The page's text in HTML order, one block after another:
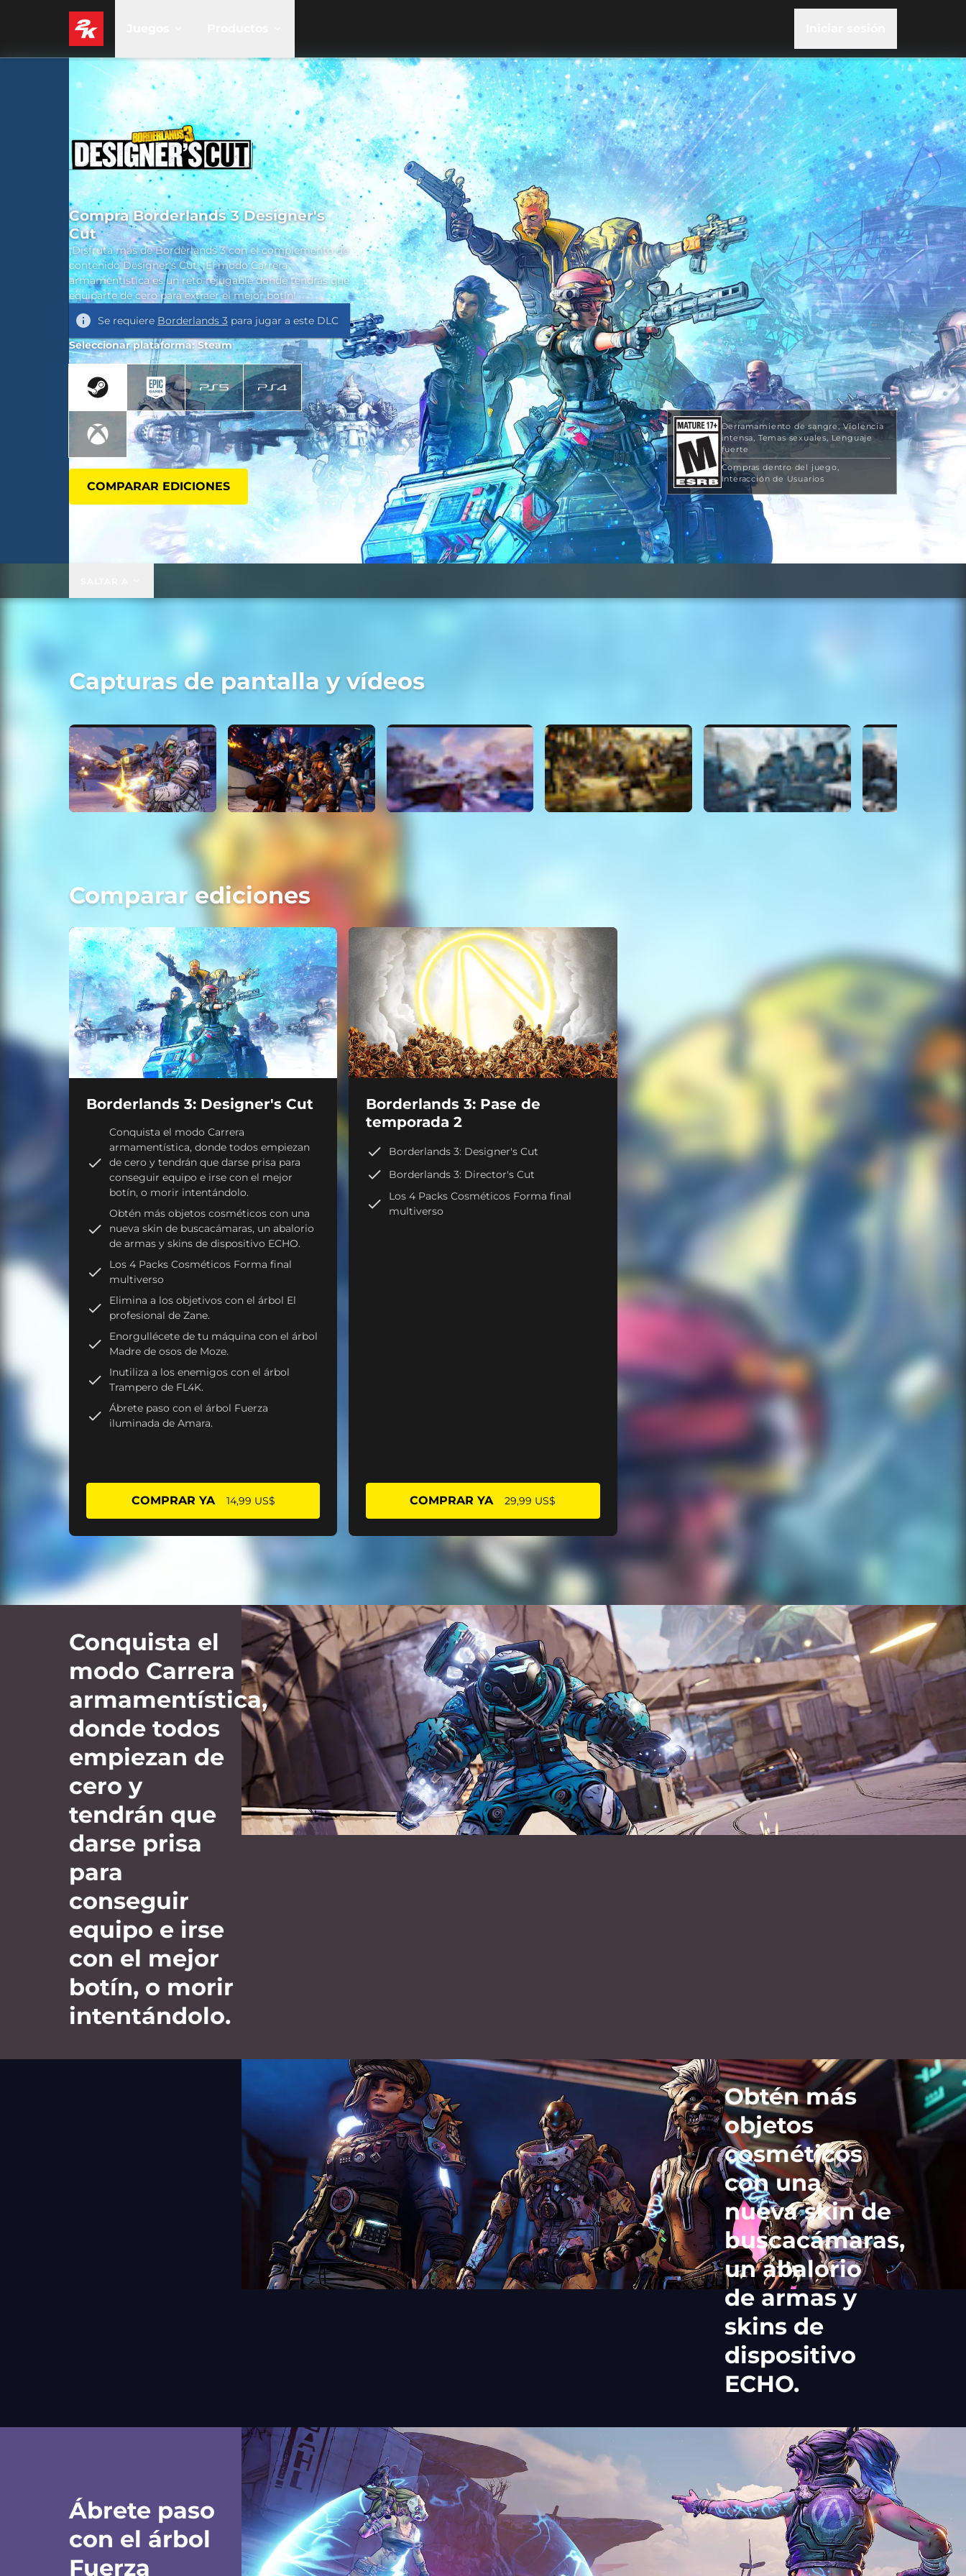
Derramamiento de sangre
Violencia
intensa Temas sexuales
Lenguaje
fuerte
Compras dentro del juego
Interacción de Usuarios
Compra Borderlands 3 Designer's
Cut
¡Disfruta más de Borderlands 3 con el complemento de
contenido Designer's Cut! ¡El modo Carrera
armamentística es un reto rejugable donde tendrás que
equiparte de cero para extraer el mejor botín!
Se requiere Borderlands 3 para jugar a este DLC
Seleccionar plataforma: Steam
COMPARAR EDICIONES
Capturas de pantalla y vídeos
Comparar ediciones
Borderlands 3: Designer's Cut
Conquista el modo Carrera
armamentística, donde todos empiezan
de cero y tendrán que darse prisa para
conseguir equipo e irse con el mejor
botín, o morir intentándolo.
Obtén más objetos cosméticos con una
nueva skin de buscacámaras, un abalorio
de armas y skins de dispositivo ECHO.
Los 4 Packs Cosméticos Forma final
multiverso
Elimina a los objetivos con el árbol El
profesional de Zane.
Enorgullécete de tu máquina con el árbol
Madre de osos de Moze.
Inutiliza a los enemigos con el árbol
Trampero de FL4K.
Ábrete paso con el árbol Fuerza
iluminada de Amara.
COMPRAR YA 14,99 US$
Borderlands 3: Pase de
temporada 2
Borderlands 3: Designer's Cut
Borderlands 3: Director's Cut
Los 4 Packs Cosméticos Forma final
multiverso
COMPRAR YA 29,99 US$
Conquista el
modo Carrera
armamentística,
donde todos
empiezan de
cero y
tendrán que
darse prisa
para
conseguir
equipo e irse
con el mejor
botín, o morir
intentándolo.
Obtén más
objetos
cosméticos
con una
nueva skin de
buscacámaras,
un abalorio
de armas y
skins de
dispositivo
ECHO.
Ábrete paso
con el árbol
Fuerza